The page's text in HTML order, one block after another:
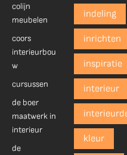
colijn
meubelen
coors
interieurbou
w
cursussen
de boer
maatwerk in
interieur
de
indeling
inrichten
inspiratie
interieur
kleur